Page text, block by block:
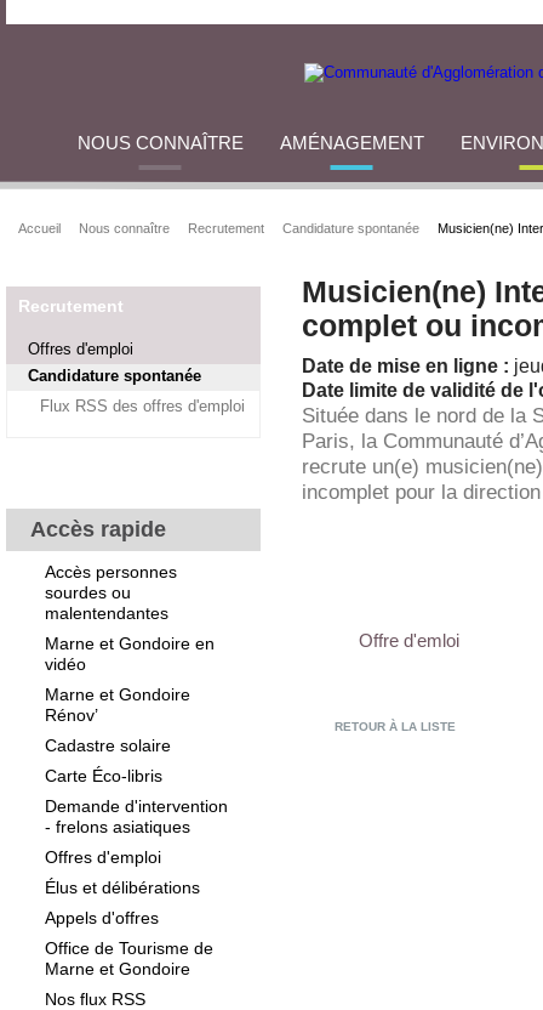
NOUS CONNAÎTRE AMÉNAGEMENT
Accueil Nous connaître Recrutement Candidature spontanée Musicien(ne)
Recrutement
Offres d'emploi
Candidature spontanée
Flux RSS des offres d'emploi
Accès rapide
Accès personnes
sourdes ou
malentendantes
Marne et Gondoire en
vidéo
Marne et Gondoire
Rénov’
Cadastre solaire
Carte Éco-libris
Demande d'intervention
- frelons asiatiques
Offres d'emploi
Élus et délibérations
Appels d'offres
Office de Tourisme de
Marne et Gondoire
Nos flux RSS
Musicien(ne)
complet ou
Date de mise en ligne :
Date limite de validité de
Située dans le nord de la
Paris, la Communauté
recrute un(e)
incomplet pour la
Offre d'emloi
RETOUR À LA LISTE